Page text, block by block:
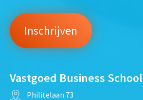
Vastgoed Business School
Philitelaan 73